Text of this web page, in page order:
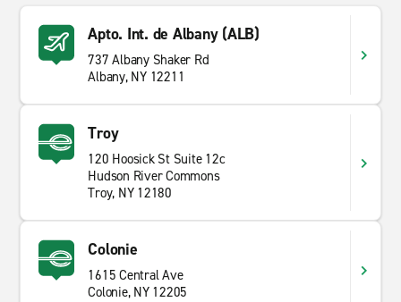
Apto. Int. de Albany (ALB)
737 Albany Shaker Rd
Albany, NY 12211
Troy
120 Hoosick St Suite 12c
Hudson River Commons
Troy, NY 12180
Colonie
1615 Central Ave
Colonie, NY 12205